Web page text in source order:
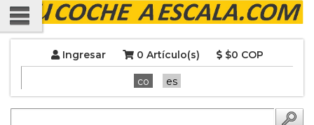
Ingresar 0 Artículo(s) $0 COP
co es